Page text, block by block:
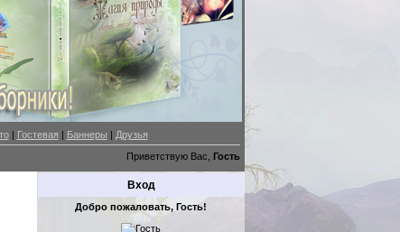
| Гостевая | Баннеры | Друзья
Приветствую Вас, Гость
Вход
Добро пожаловать, Гость!